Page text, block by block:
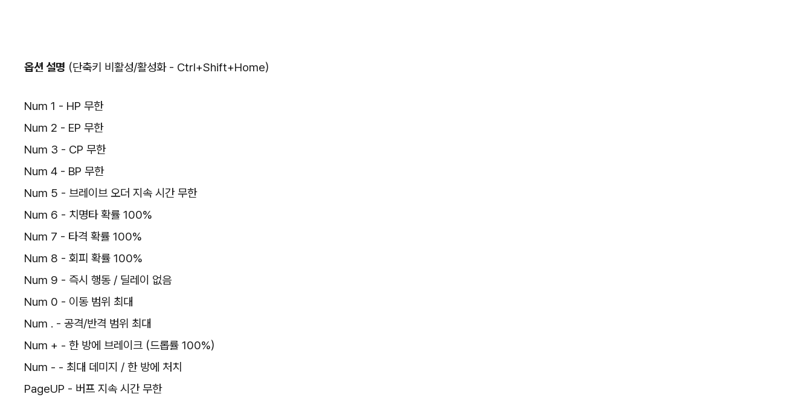
옵션 설명 (단축키 비활성/활성화 - Ctrl+Shift+Home)
Num 1 - HP 무한
Num 2 - EP 무한
Num 3 - CP 무한
Num 4 - BP 무한
Num 5 - 브레이브 오더 지속 시간 무한
Num 6 - 치명타 확률 100%
Num 7 - 타격 확률 100%
Num 8 - 회피 확률 100%
Num 9 - 즉시 행동 / 딜레이 없음
Num 0 - 이동 범위 최대
Num . - 공격/반격 범위 최대
Num + - 한 방에 브레이크 (드롭률 100%)
Num - - 최대 데미지 / 한 방에 처치
PageUP - 버프 지속 시간 무한